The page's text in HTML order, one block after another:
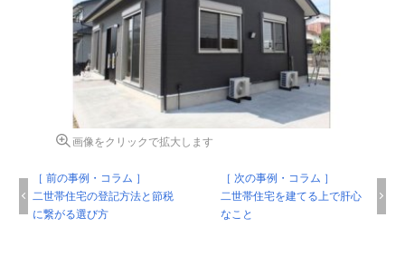
画像をクリックで拡大します
［ 前の事例・コラム ］
二世帯住宅の登記方法と節税
に繋がる選び方
［ 次の事例・コラム ］
二世帯住宅を建てる上で肝心
なこと